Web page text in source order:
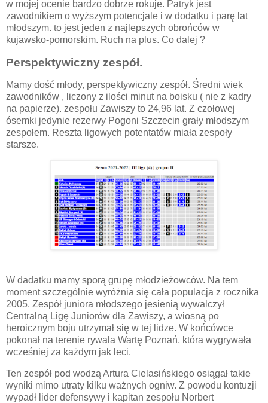
w mojej ocenie bardzo dobrze rokuje. Patryk jest
zawodnikiem o wyższym potencjale i w dodatku i parę lat
młodszym. to jest jeden z najlepszych obrońców w
kujawsko-pomorskim. Ruch na plus. Co dalej ?
Perspektywiczny zespół.
Mamy dość młody, perspektywiczny zespół. Średni wiek
zawodników , liczony z ilości minut na boisku ( nie z kadry
na papierze). zespołu Zawiszy to 24,96 lat. Z czołowej
ósemki jedynie rezerwy Pogoni Szczecin grały młodszym
zespołem. Reszta ligowych potentatów miała zespoły
starsze.
W dadatku mamy sporą grupę młodzieżowców. Na tem
moment szczególnie wyróżnia się cała populacja z rocznika
2005. Zespół juniora młodszego jesienią wywalczył
Centralną Ligę Juniorów dla Zawiszy, a wiosną po
heroicznym boju utrzymał się w tej lidze. W końcówce
pokonał na terenie rywala Wartę Poznań, która wygrywała
wcześniej za każdym jak leci.
Ten zespół pod wodzą Artura Cielasińskiego osiągał takie
wyniki mimo utraty kilku ważnych ogniw. Z powodu kontuzji
wypadł lider defensywy i kapitan zespołu Norbert